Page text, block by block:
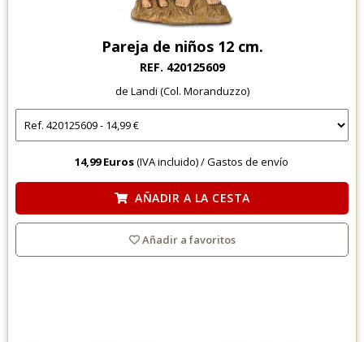
Pareja de niños 12 cm.
REF. 420125609
de Landi (Col. Moranduzzo)
14,99 Euros(IVA incluido) /Gastos de envío
AÑADIR A LA CESTA
Añadir a favoritos